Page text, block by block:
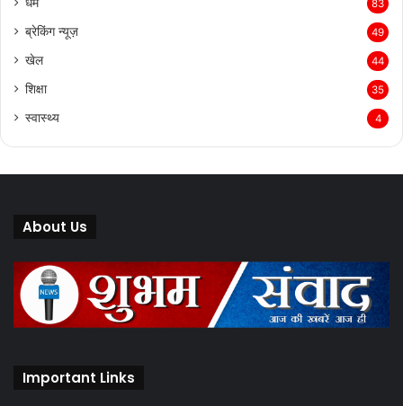
धर्म 83
ब्रेकिंग न्यूज़ 49
खेल 44
शिक्षा 35
स्वास्थ्य 4
About Us
Important Links